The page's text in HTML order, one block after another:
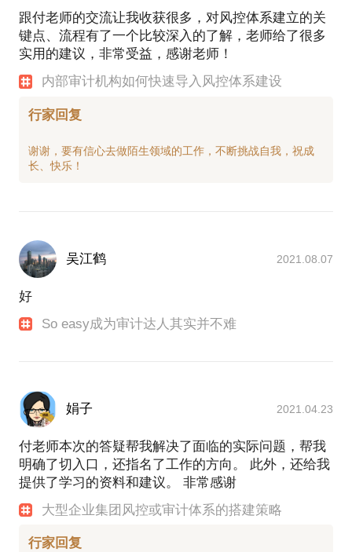
跟付老师的交流让我收获很多，对风控体系建立的关
键点、流程有了一个比较深入的了解，老师给了很多
实用的建议，非常受益，感谢老师！
内部审计机构如何快速导入风控体系建设
行家回复
谢谢，要有信心去做陌生领域的工作，不断挑战自我，祝成
吴江鹤 2021.08.07
好
So easy成为审计达人其实并不难
娟子 2021.04.23
付老师本次的答疑帮我解决了面临的实际问题，帮我
明确了切入口，还指名了工作的方向。 此外，还给我
提供了学习的资料和建议。 非常感谢
大型企业集团风控或审计体系的搭建策略
行家回复